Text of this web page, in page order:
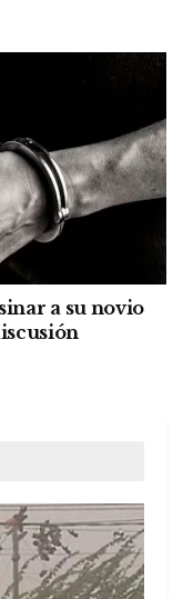
a su novio